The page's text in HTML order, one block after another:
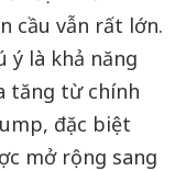
cầu vẫn rất lớn.
ý là khả năng
tăng từ chính
đặc biệt
mở rộng sang